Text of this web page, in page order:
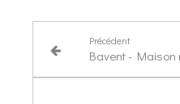
Précédent